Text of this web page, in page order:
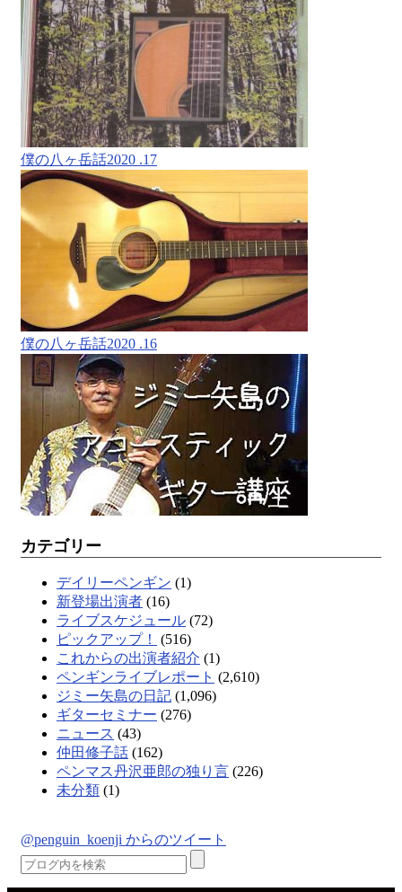
僕の八ヶ岳話2020 .17
僕の八ヶ岳話2020 .16
カテゴリー
デイリーペンギン (1)
新登場出演者 (16)
ライブスケジュール (72)
ピックアップ！
(516)
これからの出演者紹介 (1)
ペンギンライブレポート (2,610)
ジミー矢島の日記 (1,096)
ギターセミナー (276)
ニュース (43)
仲田修子話 (162)
ペンマス丹沢亜郎の独り言 (226)
未分類 (1)
@penguin_koenji からのツイート